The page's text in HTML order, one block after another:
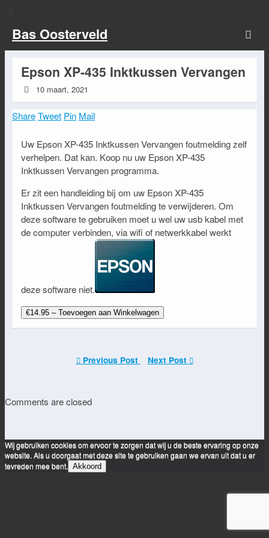
Bas Oosterveld
Epson XP-435 Inktkussen Vervangen
10 maart, 2021
ShareTweet Pin Mail
Uw Epson XP-435 Inktkussen Vervangen foutmelding zelf
verhelpen. Dat kan. Koop nu uw Epson XP-435
Inktkussen Vervangen programma.
Er zit een handleiding bij om uw Epson XP-435
Inktkussen Vervangen foutmelding te verwijderen. Om
deze software te gebruiken moet u wel uw usb kabel met
de computer verbinden, via wifi of netwerkkabel werkt
deze software niet.
€14.95 – Toevoegen aan Winkelwagen
Previous Post Next Post
Comments are closed
Wij gebruiken cookies om ervoor te zorgen dat wij u de beste ervaring op onze
website. Als u doorgaat met deze site te gebruiken gaan we ervan uit dat u er
tevreden mee bent. Akkoord